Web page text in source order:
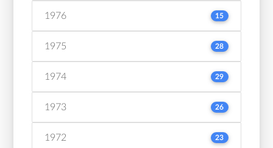
1976 15
1975 28
1974 29
1973 26
1972 23